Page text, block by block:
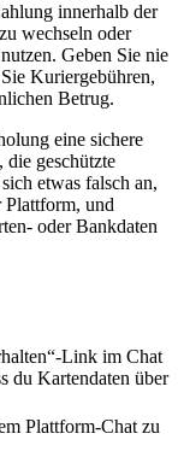
innerhalb der
wechseln oder
Geben Sie nie
Kuriergebühren,
Betrug.
eine sichere
geschützte
etwas falsch an,
Plattform, und
oder Bankdaten
Link im Chat
du Kartendaten über
Plattform-Chat zu